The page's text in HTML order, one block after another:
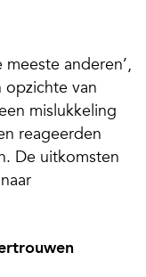
anderen’,
opzichte van
mislukkeling
reageerden
De uitkomsten